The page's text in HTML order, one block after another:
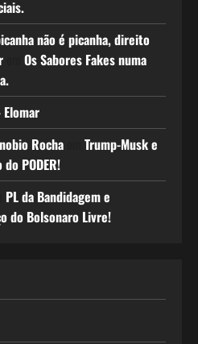
não é picanha, direito
em Os Sabores Fakes numa
Rochaem Trump-Musk e
PODER!
PL da Bandidagem e
do Bolsonaro Livre!